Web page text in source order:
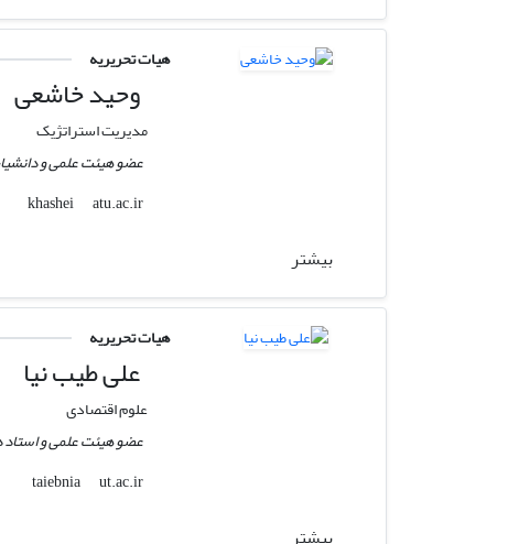
هیات تحریریه
وحید خاشعی
مدیریت استراتژیک
عضو هیئت علمی و
atu.ac.ir
بیشتر
هیات تحریریه
علی طیب نیا
علوم اقتصادی
عضو هیئت علمی و استاد
ut.ac.ir